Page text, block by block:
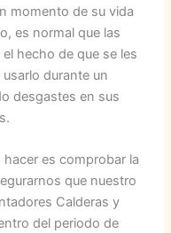
momento de su vida
es normal que las
hecho de que se les
durante un
desgastes en sus
es comprobar la
que nuestro
Calderas y
del periodo de